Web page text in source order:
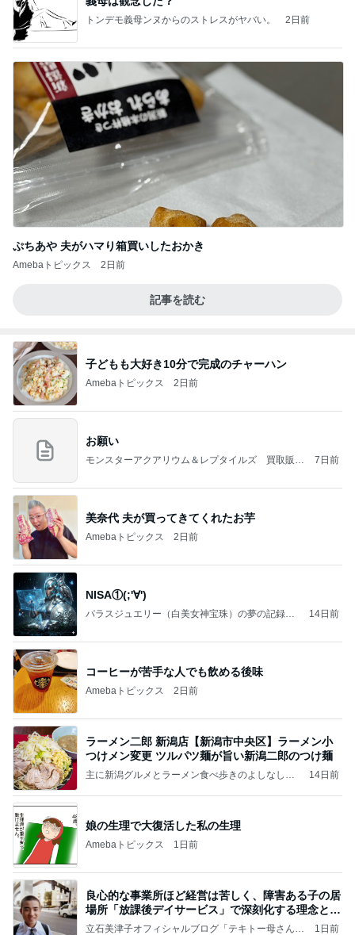
トンデモ義母ンヌからのストレスがヤバい。 2日前
ぷちあや 夫がハマり箱買いしたおかき
Amebaトピックス 2日前
記事を読む
子どもも大好き10分で完成のチャーハン
Amebaトピックス 2日前
お願い
モンスターアクアリウム＆レプタイルズ 買取販売
7日前
美奈代 夫が買ってきてくれたお芋
Amebaトピックス 2日前
NISA①(;'∀')
パラスジュエリー（白美女神宝珠）の夢の記録
14日前
コーヒーが苦手な人でも飲める後味
Amebaトピックス 2日前
ラーメン二郎 新潟店【新潟市中央区】ラーメン小
つけメン変更 ツルパツ麺が旨い新潟二郎のつけ麺
主に新潟グルメとラーメン食べ歩きのよしなしご
14日前
娘の生理で大復活した私の生理
Amebaトピックス 1日前
良心的な事業所ほど経営は苦しく、障害ある子の居
場所「放課後デイサービス」で深刻化する理念と現
実の
立石美津子オフィシャルブログ「テキトー母さんの
1日前